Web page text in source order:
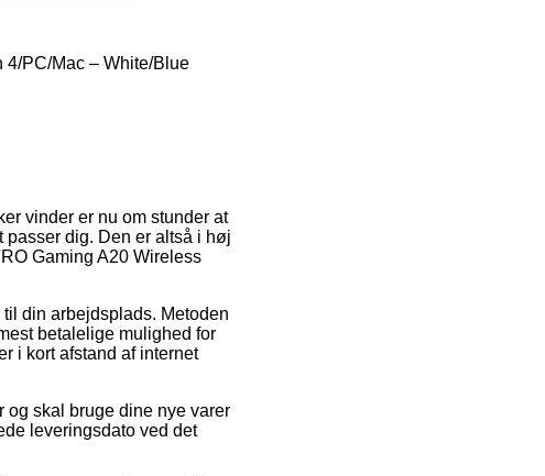
4/PC/Mac – White/Blue
vinder er nu om stunder at
dig. Den er altså i høj
Gaming A20 Wireless
din arbejdsplads. Metoden
betalelige mulighed for
i kort afstand af internet
skal bruge dine nye varer
leveringsdato ved det